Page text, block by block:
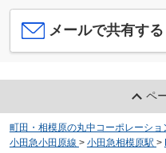
メールで共有する
ペ
町田・相模原の丸中コーポレーショ
小田急小田原線 > 小田急相模原駅 >